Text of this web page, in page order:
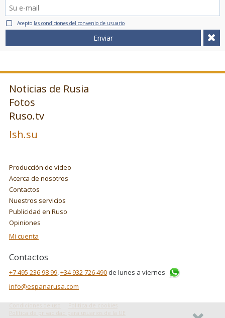
Acepto las condiciones del convenio de usuario
Enviar
Noticias de Rusia
Fotos
Ruso.tv
Ish.su
Producción de video
Acerca de nosotros
Contactos
Nuestros servicios
Publicidad en Ruso
Opiniones
Mi cuenta
Contactos
+7 495 236 98 99 +34 932 726 490 de lunes a viernes
info@espanarusa.com
Politica de cookies
Política de privacidad para usuarios de la UE